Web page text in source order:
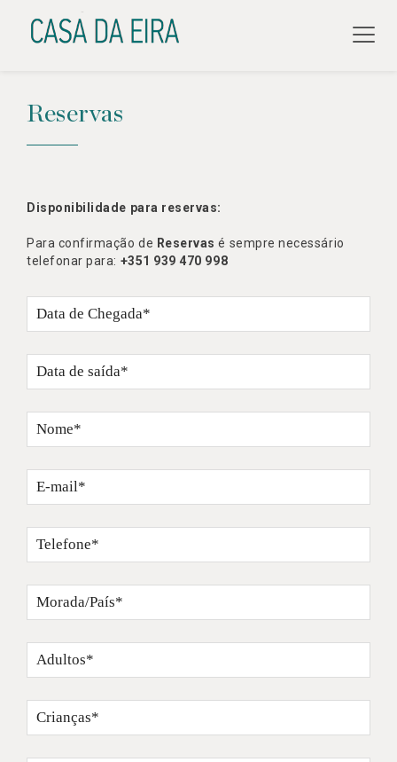
Reservas
Disponibilidade para reservas:
Para confirmação de Reservas é sempre necessário
telefonar para: +351 939 470 998